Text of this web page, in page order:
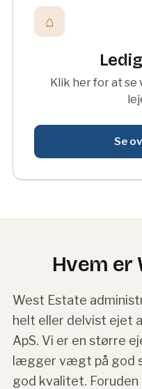
⌂
Klik her for at se
Se
Hvem er
West Estate
helt eller delvist ejet
ApS. Vi er en større
lægger vægt på god
god kvalitet.